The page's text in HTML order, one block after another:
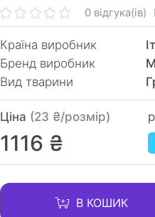
0 відгука(ів)
Країна виробник
Бренд виробник
Вид тварини
Ціна (23 ₴/розмір)
1116 ₴
В КОШИК